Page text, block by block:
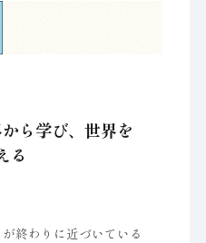
ら学び、世界を
る
終わりに近づいている